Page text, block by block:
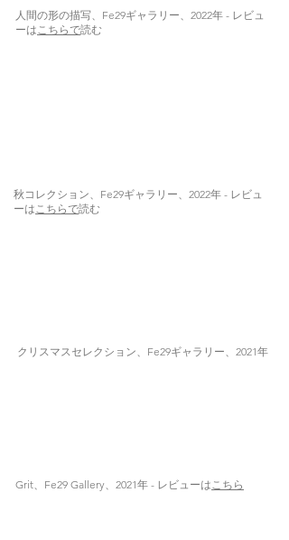
人間の形の描写、Fe29ギャラリー、2022年 - レビュ
ーはこちらで読む
秋コレクション、Fe29ギャラリー、2022年 - レビュ
ーはこちらで読む
クリスマスセレクション、Fe29ギャラリー、2021年
Grit、Fe29 Gallery、2021年 - レビューはこちら